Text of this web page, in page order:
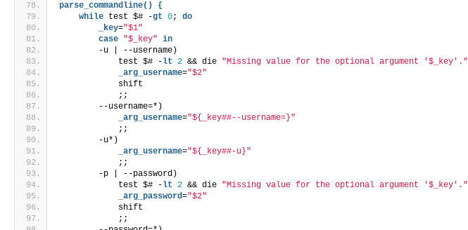
parse_commandline() {
while test $# -gt 0; do
        _key
="$1"
case "$_key" in
        -u | --username)
            test $# -
lt 2 && die "Missing value for the optional argument '$_key'."
            _arg_username
="$2"
            shift
            ;;
        --username=*)
            _arg_username
="${_key##--username=}"
            ;;
        -u*)
            _arg_username
="${_key##-u}"
            ;;
        -p | --password)
            test $# -
lt 2 && die "Missing value for the optional argument '$_key'."
            _arg_password
="$2"
            shift
            ;;